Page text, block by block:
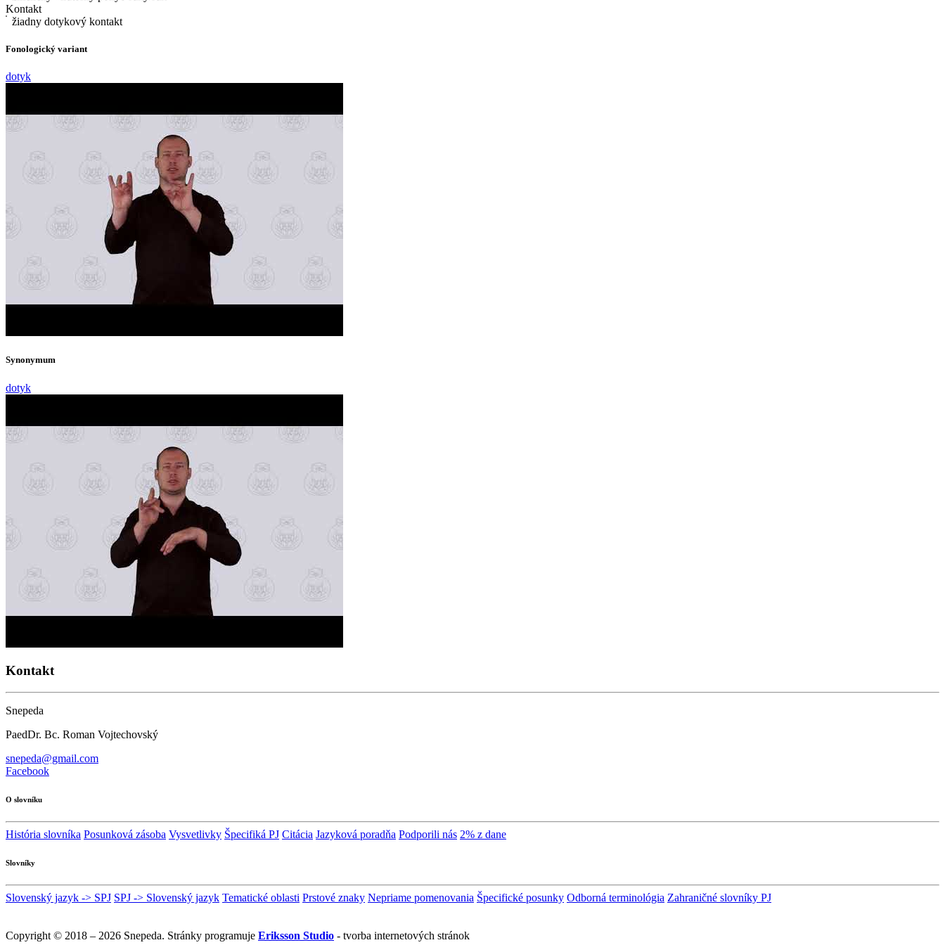
Kontakt
žiadny dotykový kontakt
Fonologický variant
dotyk
Synonymum
dotyk
Kontakt
Snepeda
PaedDr. Bc. Roman Vojtechovský
snepeda@gmail.com
Facebook
O slovníku
História slovníka Posunková zásoba Vysvetlivky Špecifiká PJ Citácia Jazyková poradňa Podporili nás 2% z dane
Slovníky
Slovenský jazyk -> SPJ SPJ -> Slovenský jazyk Tematické oblasti Prstové znaky Nepriame pomenovania Špecifické posunky Odborná terminológia Zahraničné slovníky PJ
Copyright © 2018 – 2026 Snepeda. Stránky programuje Eriksson Studio - tvorba internetových stránok